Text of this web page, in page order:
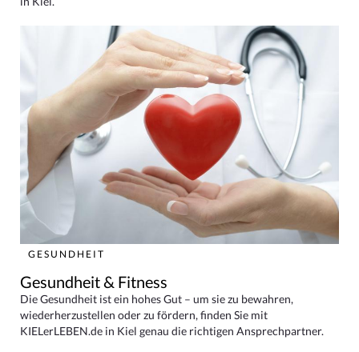
GESUNDHEIT
Gesundheit & Fitness
Die Gesundheit ist ein hohes Gut – um sie zu bewahren,
wiederherzustellen oder zu fördern, finden Sie mit
KIELerLEBEN.de in Kiel genau die richtigen Ansprechpartner.